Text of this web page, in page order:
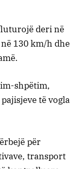
deri në
130 km/h dhe
shpëtim,
të vogla
për
transport